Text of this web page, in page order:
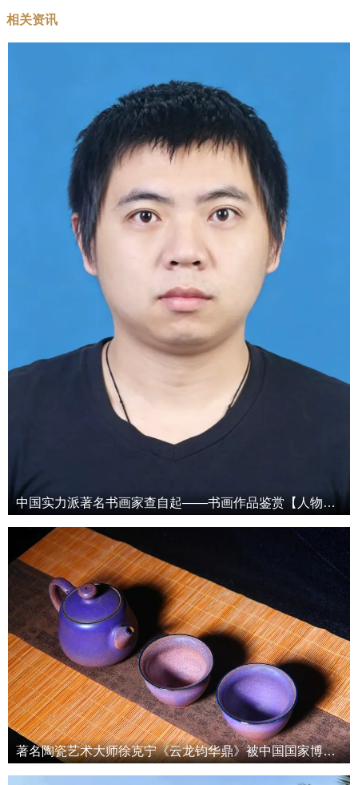
相关资讯
中国实力派著名书画家查自起——书画作品鉴赏【人物艺术专访】
著名陶瓷艺术大师徐克宁《云龙钧华鼎》被中国国家博物馆收藏